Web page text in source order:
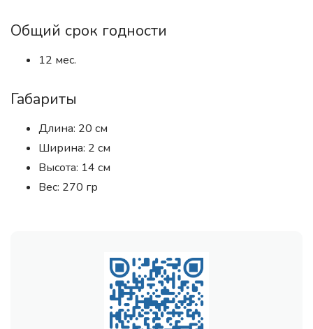
Общий срок годности
12 мес.
Габариты
Длина: 20 см
Ширина: 2 см
Высота: 14 см
Вес: 270 гр